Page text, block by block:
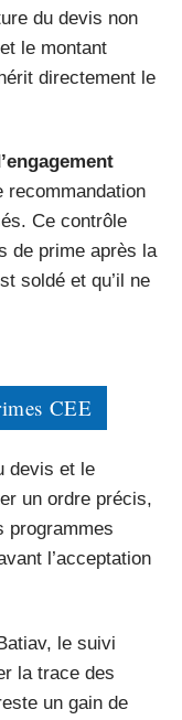
du devis non
le montant
directement le
recommandation
Ce contrôle
de prime après la
soldé et qu’il ne
CEE
devis et le
un ordre précis,
programmes
l’acceptation
le suivi
la trace des
un gain de